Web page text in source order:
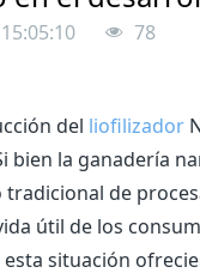
78
del liofilizador
bien la ganadería
tradicional de
útil de los
situación